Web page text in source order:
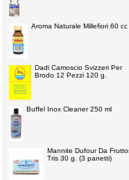
Aroma Naturale Millefiori 60 cc
Dadi Camoscio Svizzeri Per
Brodo 12 Pezzi 120 g.
Buffel Inox Cleaner 250 ml
Mannite Dufour Da
Tris 30 g. (3 panetti)